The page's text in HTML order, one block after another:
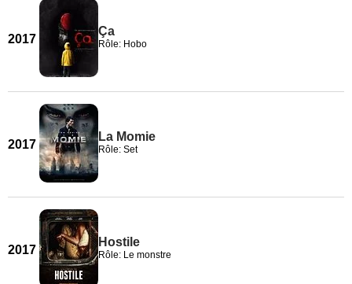
2017
Ça
Rôle: Hobo
2017
La Momie
Rôle: Set
2017
Hostile
Rôle: Le monstre